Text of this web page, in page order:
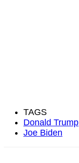
TAGS
Donald Trump
Joe Biden